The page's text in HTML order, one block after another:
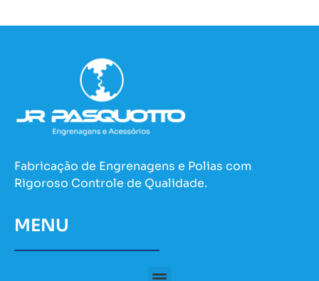
Fabricação de Engrenagens e Polias com
Rigoroso Controle de Qualidade.
MENU